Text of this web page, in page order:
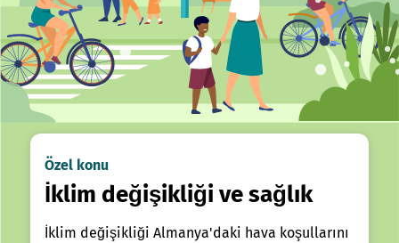
Özel konu
İklim değişikliği ve sağlık
İklim değişikliği Almanya'daki hava koşullarını